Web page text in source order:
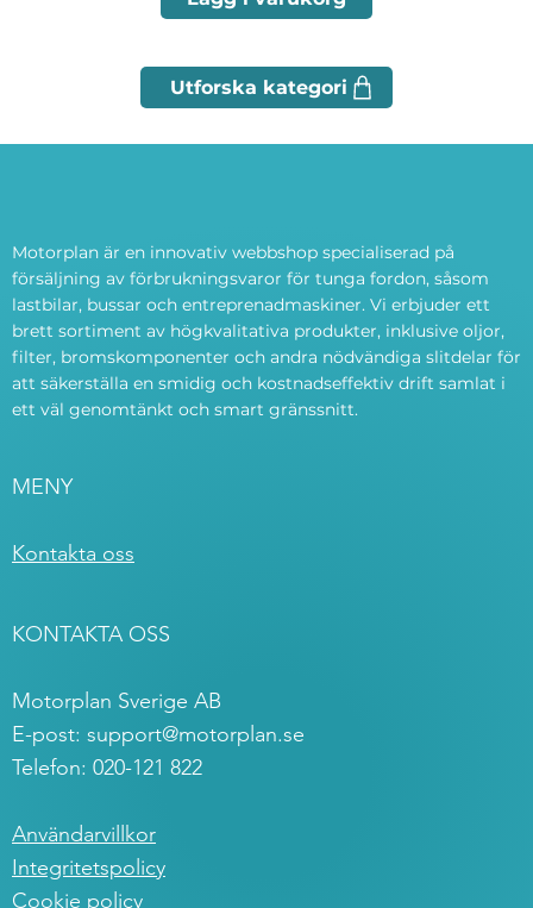
Motorplan är en innovativ webbshop specialiserad på
försäljning av förbrukningsvaror för tunga fordon, såsom
lastbilar, bussar och entreprenadmaskiner. Vi erbjuder ett
brett sortiment av högkvalitativa produkter, inklusive oljor,
filter, bromskomponenter och andra nödvändiga slitdelar för
att säkerställa en smidig och kostnadseffektiv drift samlat i
ett väl genomtänkt och smart gränssnitt.
MENY
Kontakta oss
KONTAKTA OSS
Motorplan Sverige AB
E-post: support@motorplan.se
Telefon: 020-121 822
Användarvillkor
Integritetspolicy
Cookie policy